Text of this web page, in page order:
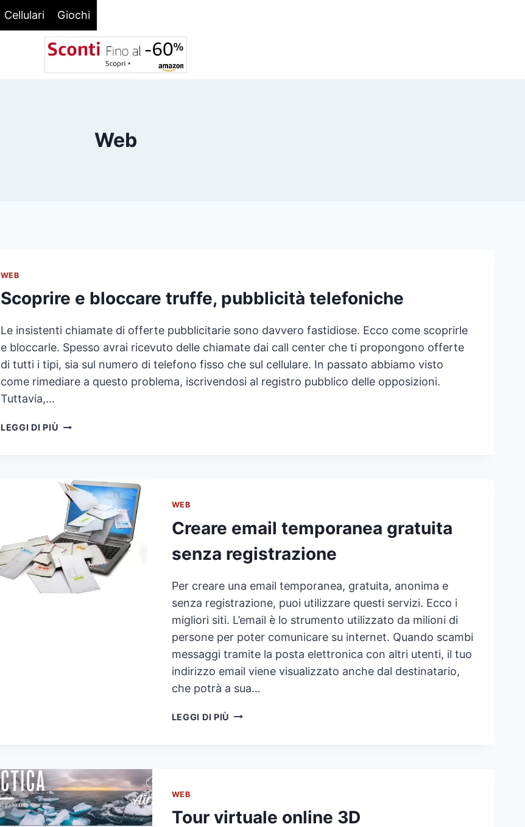
Cellulari Giochi
Web
WEB
Scoprire e bloccare truffe, pubblicità telefoniche
Le insistenti chiamate di offerte pubblicitarie sono davvero fastidiose. Ecco come scoprirle
e bloccarle. Spesso avrai ricevuto delle chiamate dai call center che ti propongono offerte
di tutti i tipi, sia sul numero di telefono fisso che sul cellulare. In passato abbiamo visto
come rimediare a questo problema, iscrivendosi al registro pubblico delle opposizioni.
Tuttavia,…
LEGGI DI PIÙ SCOPRIRE
PUBBLICITÀ
TELEFONICHE
WEB
Creare email temporanea gratuita
senza registrazione
Per creare una email temporanea, gratuita, anonima e
senza registrazione, puoi utilizzare questi servizi. Ecco i
migliori siti. L’email è lo strumento utilizzato da milioni di
persone per poter comunicare su internet. Quando scambi
messaggi tramite la posta elettronica con altri utenti, il tuo
indirizzo email viene visualizzato anche dal destinatario,
che potrà a sua…
LEGGI DI PIÙ CREARE
WEB
Tour virtuale online 3D